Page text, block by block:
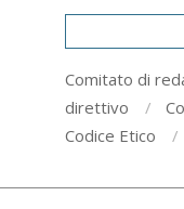
Comitato di
direttivo
Codice Etico